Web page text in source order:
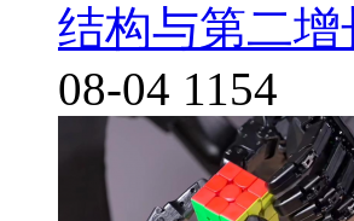
结构与第二
08-04 1154